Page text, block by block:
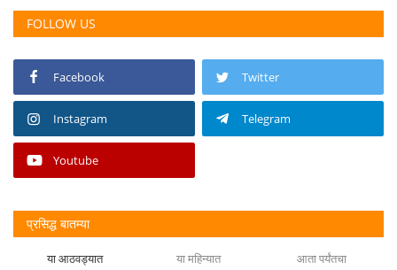
FOLLOW US
Facebook Twitter
Instagram Telegram
Youtube
प्रसिद्ध बातम्या
या आठवड्यात या महिन्यात आता पर्यंतचा